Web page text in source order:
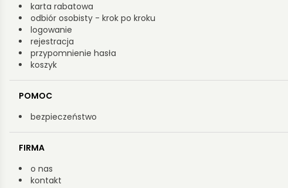
karta rabatowa
odbiór osobisty - krok po kroku
logowanie
rejestracja
przypomnienie hasła
koszyk
POMOC
bezpieczeństwo
FIRMA
o nas
kontakt